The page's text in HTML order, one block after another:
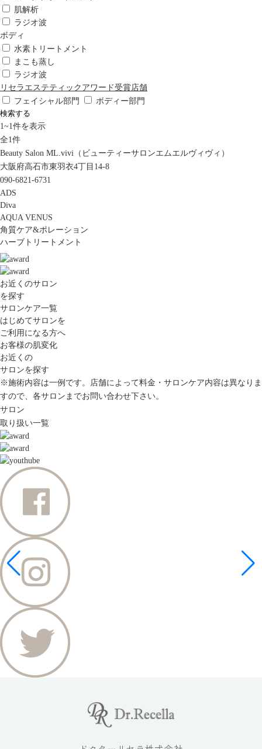
肌解析
ラジオ波
ボディ
水素トリートメント
まこも蒸し
ラジオ波
リセラエステティックアワード受賞店舗
フェイシャル部門
ボディー部門
検索する
1~1件を表示
全1件
Beauty Salon ML.vivi（ビューティーサロンエムエルヴィヴィ）
大阪府高石市東羽衣4丁目14-8
090-6821-6731
ADS
Diva
AQUA VENUS
角質ケア&ポレーション
ハーブトリートメント
お近くのサロン
を探す
サロンケア一覧
はじめてサロンを
ご利用になる方へ
お客様の肌変化
お近くの
サロンを探す
※施術内容は一例です。店舗によって料金・サロンケア内容は異なりま
すので、各サロンまでお問い合わせ下さい。
サロン
取り扱い一覧